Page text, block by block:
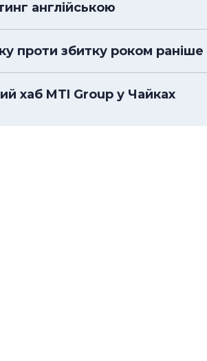
англійською
проти збитку роком раніше
хаб MTI Group у Чайках